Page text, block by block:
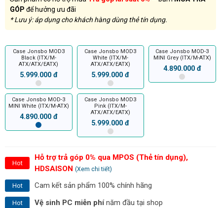
GÓP để hưởng ưu đãi
* Lưu ý: áp dụng cho khách hàng dùng thẻ tín dụng.
Case Jonsbo MOD3
Black (ITX/M-
ATX/ATX/EATX)
5.999.000 đ
Case Jonsbo MOD3
White (ITX/M-
ATX/ATX/EATX)
5.999.000 đ
Case Jonsbo MOD-3
MINI Grey (ITX/M-ATX)
4.890.000 đ
Case Jonsbo MOD-3
MINI White (ITX/M-ATX)
4.890.000 đ
Case Jonsbo MOD3
Pink (ITX/M-
ATX/ATX/EATX)
5.999.000 đ
Hot
Hỗ trợ trả góp 0% qua MPOS (Thẻ tín dụng),
HDSAISON (Xem chi tiết)
Hot Cam kết sản phẩm 100% chính hãng
Hot Vệ sinh PC miễn phínăm đầu tại shop